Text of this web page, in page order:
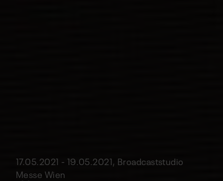
17.05.2021 - 19.05.2021, Broadcaststudio
Messe Wien